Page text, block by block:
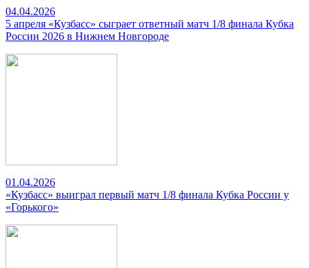
04.04.2026
5 апреля «Кузбасс» сыграет ответный матч 1/8 финала Кубка
России 2026 в Нижнем Новгороде
01.04.2026
«Кузбасс» выиграл первый матч 1/8 финала Кубка России у
«Горького»